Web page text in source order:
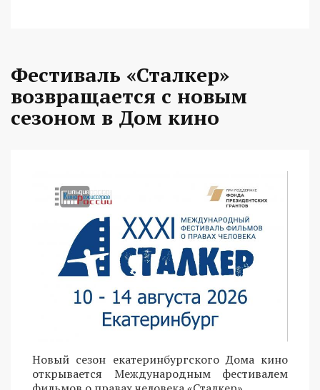
Фестиваль «Сталкер»
возвращается с новым
сезоном в Дом кино
Новый сезон екатеринбургского Дома кино
открывается Международным фестивалем